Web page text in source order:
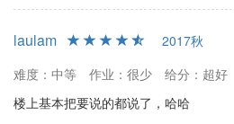
laulam
2017秋
难度：中等
作业：很少 给分：超好
楼上基本把要说的都说了，哈哈